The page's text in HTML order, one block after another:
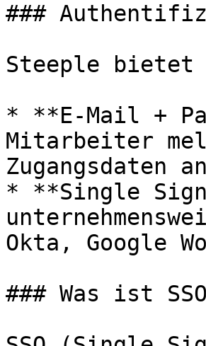
###
Steeple bietet
* **E-Mail +
Mitarbeiter
Zugangsdaten an
* **Single
Okta, Google
### Was ist